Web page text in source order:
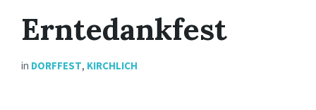
Erntedankfest
in DORFFEST, KIRCHLICH